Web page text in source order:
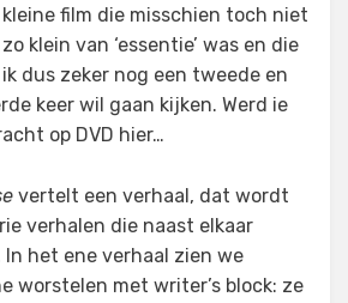
kleine film die misschien toch niet
zo klein van ‘essentie’ was en die
ik dus zeker nog een tweede en
keer wil gaan kijken. Werd ie
op DVD hier…
vertelt een verhaal, dat wordt
verhalen die naast elkaar
het ene verhaal zien we
worstelen met writer’s block: ze